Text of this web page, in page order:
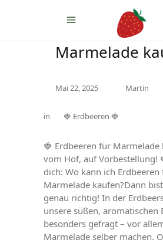
Erdbeeren für
Marmelade
Mai 22, 2025 Martin
in 🍓 Erdbeeren 🍓
🍓 Erdbeeren für Marmelade
vom Hof, auf Vorbestellung!
dich: Wo kann ich Erdbeeren
Marmelade kaufen?Dann
genau richtig! In der
unsere süßen, aromatischen
besonders gefragt – vor
Marmelade selber machen.